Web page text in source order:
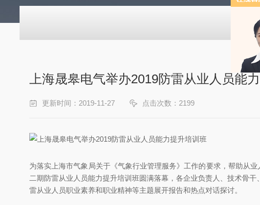
上海晟皋电气举办2019防雷从业人员能
更新时间：2019-11-27 点击次数：2199
为落实上海市气象局关于《气象行业管理服务》工作的要求，帮助从
二期防雷从业人员能力提升培训班圆满落幕，各企业负责人、技术骨
雷从业人员职业素养和职业精神等主题展开报告和热点对话探讨。